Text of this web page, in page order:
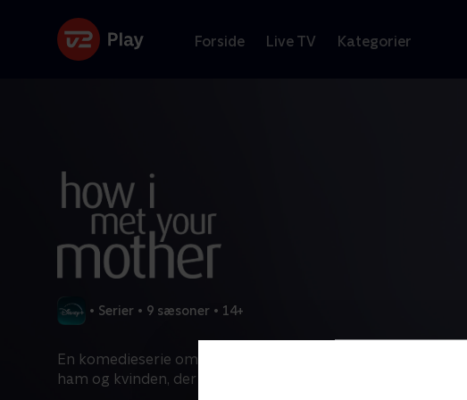
Forside Live TV Kategorier
• Serier • 9 sæsoner • 14+
En komedieserie om en fyr i tyverne og romantikken mellem
ham og kvinden, der bliver hans kone og mor til hans børn.